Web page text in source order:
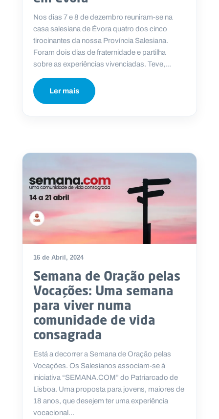
Nos dias 7 e 8 de dezembro reuniram-se na
casa salesiana de Évora quatro dos cinco
tirocinantes da nossa Província Salesiana.
Foram dois dias de fraternidade e partilha
sobre as experiências vivenciadas. Teve,...
Ler mais
16 de Abril, 2024
Semana de Oração pelas
Vocações: Uma semana
para viver numa
comunidade de vida
consagrada
Está a decorrer a Semana de Oração pelas
Vocações. Os Salesianos associam-se à
iniciativa “SEMANA.COM” do Patriarcado de
Lisboa. Uma proposta para jovens, maiores de
18 anos, que desejem ter uma experiência
vocacional...